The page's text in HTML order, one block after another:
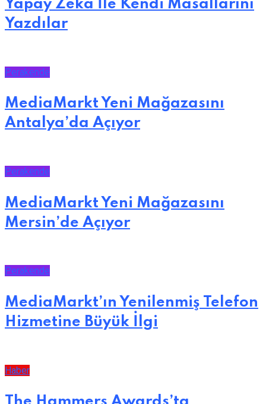
Yapay Zekâ İle Kendi Masallarını
Yazdılar
Perakende
MediaMarkt Yeni Mağazasını
Antalya’da Açıyor
Perakende
MediaMarkt Yeni Mağazasını
Mersin’de Açıyor
Perakende
MediaMarkt’ın Yenilenmiş Telefon
Hizmetine Büyük İlgi
Haber